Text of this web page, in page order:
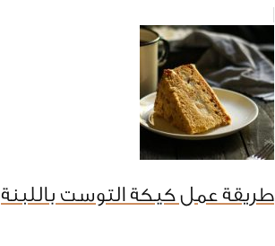
طريقة عمل كيكة التوست باللبنة